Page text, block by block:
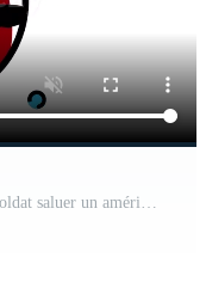
Animé fabriqué dans Royaume-Uni une soldat saluer un américain drapeau dans une circulaire conception. Vidéo Pro